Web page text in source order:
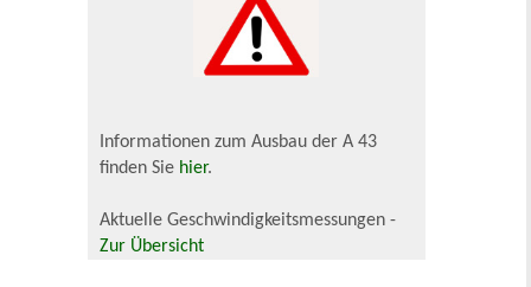
Informationen zum Ausbau der A 43
finden Sie hier.
Aktuelle Geschwindigkeitsmessungen -
Zur Übersicht